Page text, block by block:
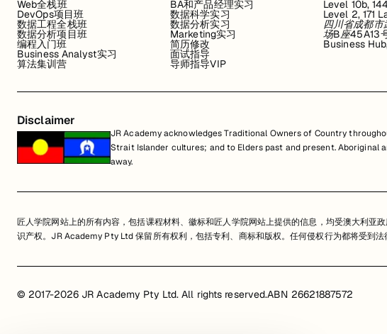
Web全栈班
DevOps项目班
数据工程全栈班
数据分析项目班
编程入门班
Business Analyst实习
算法集训营
BA和产品经理实习
数据科学实习
数据分析实习
Marketing实习
简历修改
面试指导
导师指导VIP
Level 10b,
Level 2, 171
四川省成都
场B座45A13
Business
Disclaimer
JR Academy acknowledges Traditional Owners of Country
Strait Islander cultures; and to Elders past and present. Aboriginal
away.
匠人学院网站上的所有内容，包括课程材料、徽标和匠人学院网站上提供的信息，均受澳大利亚
识产权。JR Academy Pty Ltd 保留所有权利，包括专利、商标和版权。任何侵权行为都将受到法
© 2017-2026 JR Academy Pty Ltd. All rights reserved.ABN 26621887572